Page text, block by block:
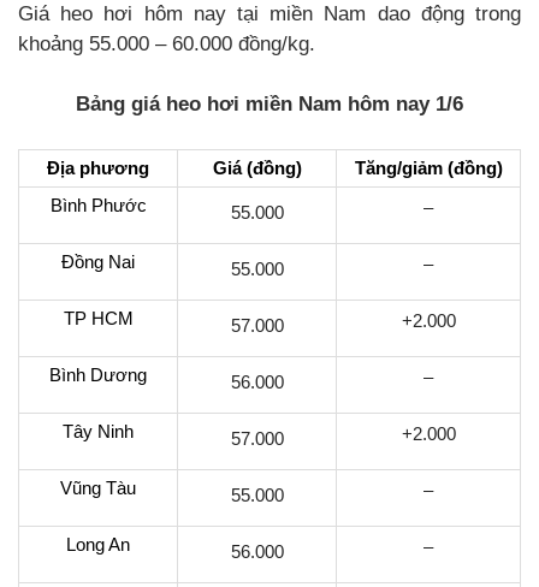
Giá heo hơi hôm nay tại miền Nam dao động trong
khoảng 55.000 – 60.000 đồng/kg.
Bảng giá heo hơi miền Nam hôm nay 1/6
Địa phương Giá (đồng)
Tăng/giảm (đồng)
Bình Phước
55.000 –
Đồng Nai 55.000 –
TP HCM 57.000 +2.000
Bình Dương 56.000 –
Tây Ninh 57.000 +2.000
Vũng Tàu 55.000 –
Long An 56.000 –